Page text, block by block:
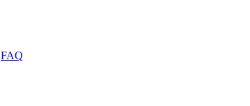
FAQ